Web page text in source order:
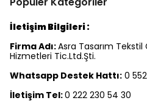
İletişim Bilgileri :
Firma Adı:Asra Tasarım Tekstil
Hizmetleri Tic.Ltd.Şti.
Whatsapp Destek Hattı: 0
İletişim Tel:0 222 230 54 30